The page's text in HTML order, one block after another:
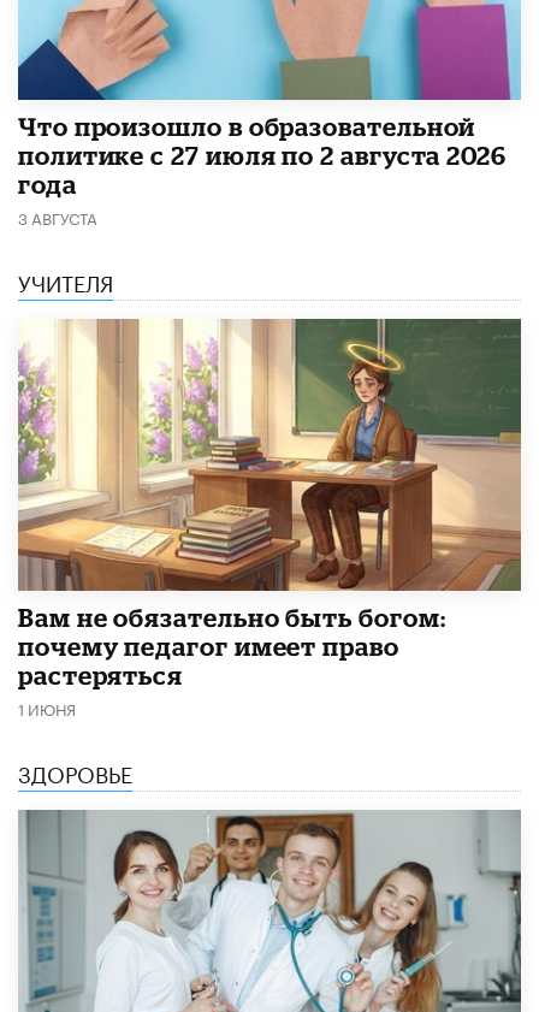
​Что произошло в образовательной
политике с 27 июля по 2 августа 2026
года
3 АВГУСТА
УЧИТЕЛЯ
​Вам не обязательно быть богом:
почему педагог имеет право
растеряться
1 ИЮНЯ
ЗДОРОВЬЕ